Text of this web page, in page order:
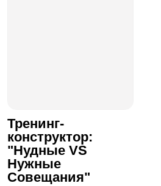
Тренинг-
конструктор:
"Нудные VS
Нужные
Совещания"